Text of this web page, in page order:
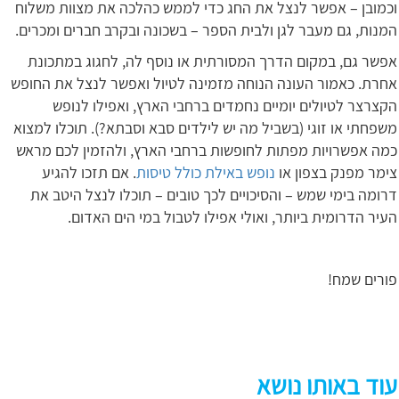
וכמובן – אפשר לנצל את החג כדי לממש כהלכה את מצוות משלוח
המנות, גם מעבר לגן ולבית הספר – בשכונה ובקרב חברים ומכרים.
אפשר גם, במקום הדרך המסורתית או נוסף לה, לחגוג במתכונת
אחרת. כאמור העונה הנוחה מזמינה לטיול ואפשר לנצל את החופש
הקצרצר לטיולים יומיים נחמדים ברחבי הארץ, ואפילו לנופש
משפחתי או זוגי (בשביל מה יש לילדים סבא וסבתא?). תוכלו למצוא
כמה אפשרויות מפתות לחופשות ברחבי הארץ, ולהזמין לכם מראש
צימר מפנק בצפון או נופש באילת כולל טיסות. אם תזכו להגיע
דרומה בימי שמש – והסיכויים לכך טובים – תוכלו לנצל היטב את
העיר הדרומית ביותר, ואולי אפילו לטבול במי הים האדום.
פורים שמח!
עוד באותו נושא